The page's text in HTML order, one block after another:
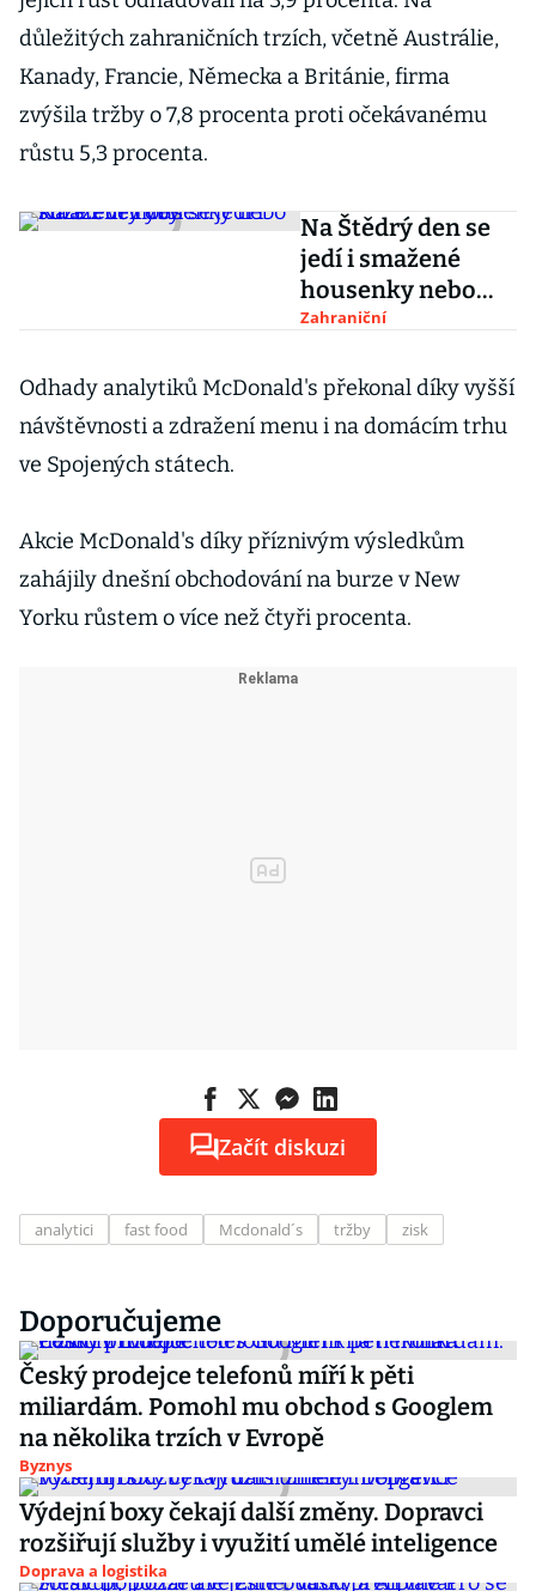
důležitých zahraničních trzích, včetně Austrálie,
Kanady, Francie, Německa a Británie, firma
zvýšila tržby o 7,8 procenta proti očekávanému
růstu 5,3 procenta.
Na Štědrý den se
jedí i smažené
housenky nebo
kůže z velryby
Zahraniční
Odhady analytiků McDonald's překonal díky vyšší
návštěvnosti a zdražení menu i na domácím trhu
ve Spojených státech.
Akcie McDonald's díky příznivým výsledkům
zahájily dnešní obchodování na burze v New
Yorku růstem o více než čtyři procenta.
Začít diskuzi
analytici fast food Mcdonald´s tržby zisk
Doporučujeme
Český prodejce telefonů míří k pěti
miliardám. Pomohl mu obchod s Googlem
na několika trzích v Evropě
Byznys
Výdejní boxy čekají další změny. Dopravci
rozšiřují služby i využití umělé inteligence
Doprava a logistika